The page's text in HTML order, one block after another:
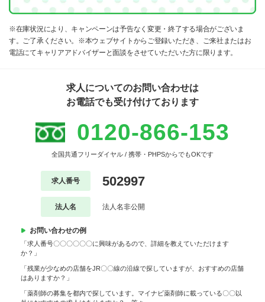
※在庫状況により、キャンペーンは予告なく変更・終了する場合がございま
す。ご了承ください。※本ウェブサイトからご登録いただき、ご来社またはお
電話にてキャリアアドバイザーと面談をさせていただいた方に限ります。
求人についてのお問い合わせは
お電話でも受け付けております
0120-866-153
全国共通フリーダイヤル / 携帯・PHPSからでもOKです
求人番号 502997
法人名 法人名非公開
お問い合わせの例
「求人番号〇〇〇〇〇〇に興味があるので、詳細を教えていただけます
か？」
「残業が少なめの店舗をJR〇〇線の沿線で探していますが、おすすめの店舗
はありますか？」
「薬剤師の募集を都内で探しています。マイナビ薬剤師に載っている〇〇以